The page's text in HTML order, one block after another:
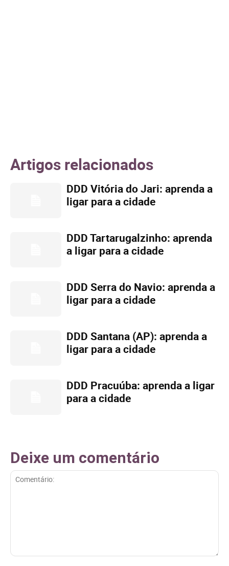
Artigos relacionados
DDD Vitória do Jari: aprenda a
ligar para a cidade
DDD Tartarugalzinho: aprenda
a ligar para a cidade
DDD Serra do Navio: aprenda a
ligar para a cidade
DDD Santana (AP): aprenda a
ligar para a cidade
DDD Pracuúba: aprenda a ligar
para a cidade
Deixe um comentário